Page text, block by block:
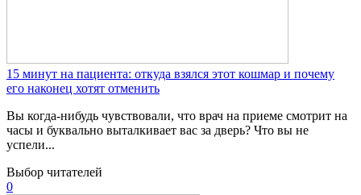
15 минут на пациента: откуда взялся этот кошмар и почему
его наконец хотят отменить
Вы когда-нибудь чувствовали, что врач на приеме смотрит на
часы и буквально выталкивает вас за дверь? Что вы не
успели...
Выбор читателей
0